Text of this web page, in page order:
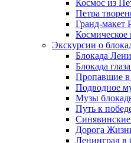
Космос из
Петра
Гранд-макет
Космическое
Экскурсии о
Блокада
Блокада
Пропавшие в
Подводное
Музы
Путь к
Дорога
Ленинград в